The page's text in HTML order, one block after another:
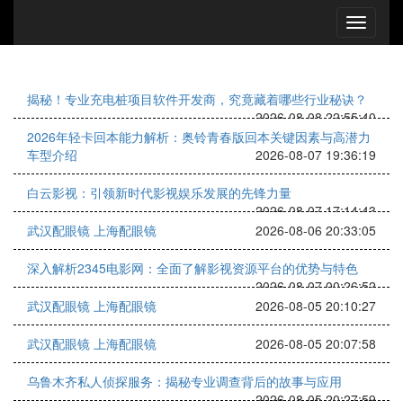
揭秘！专业充电桩项目软件开发商，究竟藏着哪些行业秘诀？
2026-08-08 22:55:40
2026年轻卡回本能力解析：奥铃青春版回本关键因素与高潜力
车型介绍
2026-08-07 19:36:19
白云影视：引领新时代影视娱乐发展的先锋力量
2026-08-07 17:14:43
武汉配眼镜 上海配眼镜
2026-08-06 20:33:05
深入解析2345电影网：全面了解影视资源平台的优势与特色
2026-08-07 00:26:52
武汉配眼镜 上海配眼镜
2026-08-05 20:10:27
武汉配眼镜 上海配眼镜 2026-08-05 20:07:58
乌鲁木齐私人侦探服务：揭秘专业调查背后的故事与应用
2026-08-05 20:27:59